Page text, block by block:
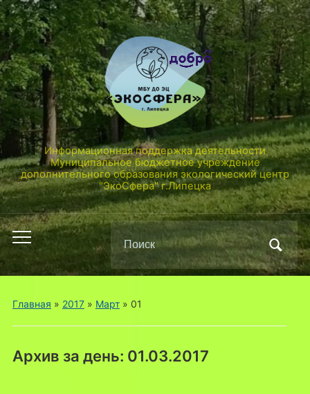
Информационная поддержка деятельности
Муниципальное бюджетное учреждение
дополнительного образования экологический центр
"ЭкоСфера" г.Липецка
Переключить
мобильное
меню
Поиск
по:
Главная » 2017» Март» 01
Архив за день: 01.03.2017